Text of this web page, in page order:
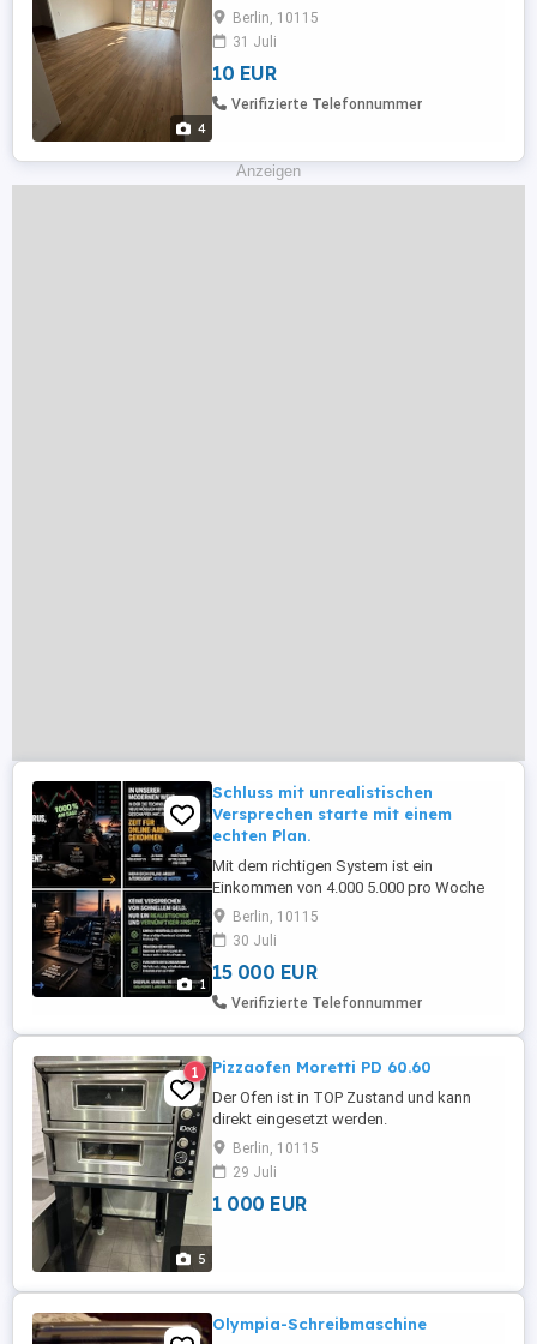
4
Bodenbelägen für Privat- und Gewerbekunden.
Telefon: Meine Leistungen: Laminat verlegen
Vinyl- und Designböden Parkett verlegen
Teppichboden PVC-Böden Sockelleisten
montieren Untergrundvorbereitung und
Berlin, 10115
31 Juli
10 EUR
Verifizierte Telefonnummer
Anzeigen
1
Schluss mit unrealistischen
Versprechen starte mit einem
echten Plan.
Mit dem richtigen System ist ein
Einkommen von 4.000 5.000 pro Woche
möglich.*
Berlin, 10115
30 Juli
15 000 EUR
Verifizierte Telefonnummer
5
1 Pizzaofen Moretti PD 60.60
Der Ofen ist in TOP Zustand und kann
direkt eingesetzt werden.
Berlin, 10115
29 Juli
1 000 EUR
Olympia-Schreibmaschine